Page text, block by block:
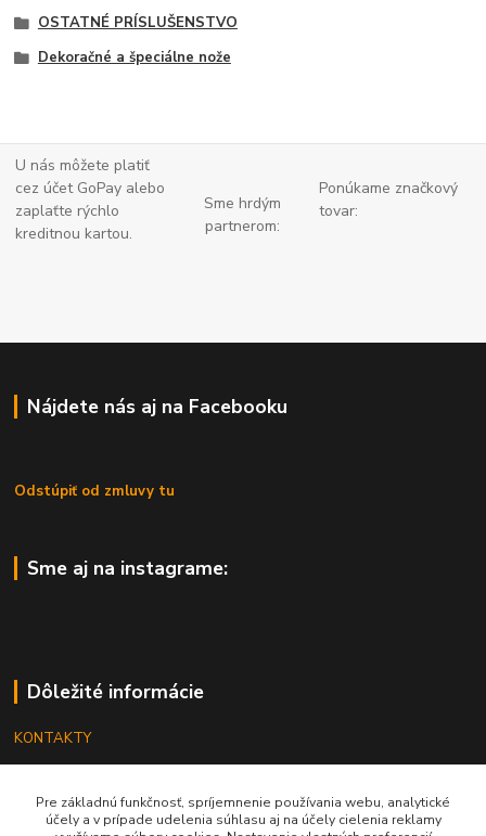
OSTATNÉ PRÍSLUŠENSTVO
Dekoračné a špeciálne nože
U nás môžete platiť
cez účet GoPay alebo
zaplaťte rýchlo
kreditnou kartou.
Sme hrdým
partnerom:
Ponúkame značkový
tovar:
Nájdete nás aj na Facebooku
Odstúpiť od zmluvy tu
Sme aj na instagrame:
Dôležité informácie
KONTAKTY
REKLAMÁCIE
Pre základnú funkčnosť, spríjemnenie používania webu, analytické
účely a v prípade udelenia súhlasu aj na účely cielenia reklamy